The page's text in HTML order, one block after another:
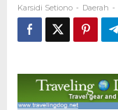
Karsidi Setiono - Daerah -